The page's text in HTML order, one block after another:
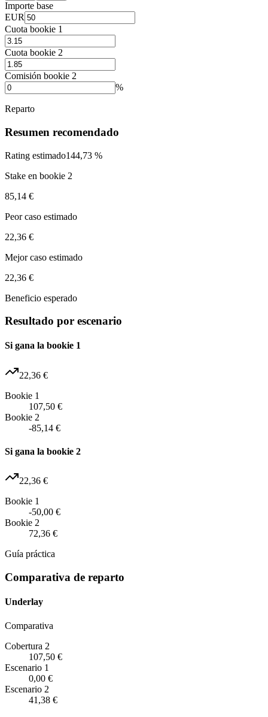
Importe base
EUR
Cuota bookie 1
Cuota bookie 2
Comisión bookie 2
%
Reparto
Resumen recomendado
Rating estimado144,73 %
Stake en bookie 2
85,14 €
Peor caso estimado
22,36 €
Mejor caso estimado
22,36 €
Beneficio esperado
Resultado por escenario
Si gana la bookie 1
22,36 €
Bookie 1
107,50 €
Bookie 2
-85,14 €
Si gana la bookie 2
22,36 €
Bookie 1
-50,00 €
Bookie 2
72,36 €
Guía práctica
Comparativa de reparto
Underlay
Comparativa
Cobertura 2
107,50 €
Escenario 1
0,00 €
Escenario 2
41,38 €